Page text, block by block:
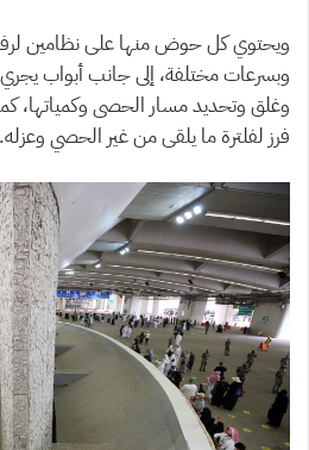
ويحتوي كل حوض منها على نظامين
وبسرعات مختلفة، إلى جانب أبواب يجري
وغلق وتحديد مسار الحصى وكمياتها،
فرز لفلترة ما يلقى من غير الحصي وعزله.